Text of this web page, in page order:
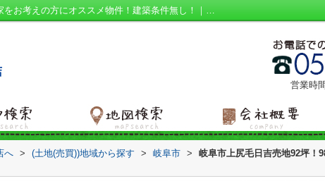
岐阜市上尻毛日吉売地92坪！980万円！平屋のお家をお考えの方にオススメ物件！建築条件無し！｜イチオシ物件！ 角地 平坦地 接道幅１５ｍ以上 土地90坪以上｜岐阜市の建売｜ハウスアイビー 岐阜店
営業時
へ > (土地(売買))地域から探す > 岐阜市 >
岐阜市上尻毛日吉売地92坪！